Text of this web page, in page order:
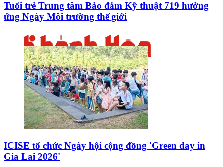
Tuổi trẻ Trung tâm Bảo đảm Kỹ thuật 719 hưởng
ứng Ngày Môi trường thế giới
ICISE tổ chức Ngày hội cộng đồng 'Green day in
Gia Lai 2026'